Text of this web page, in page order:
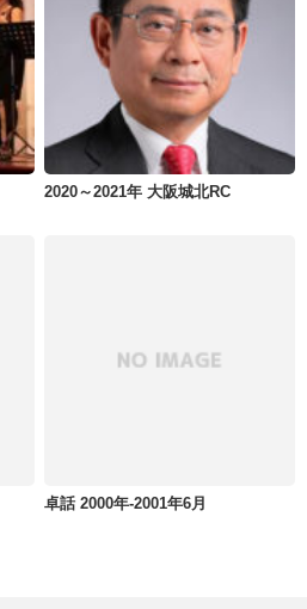
2020～2021年 大阪城北RC
卓話 2000年-2001年6月